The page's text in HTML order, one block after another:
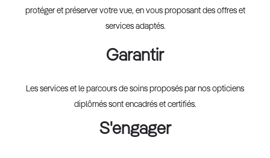
protéger et préserver votre vue, en vous proposant des offres et
services adaptés.
Garantir
Les services et le parcours de soins proposés par nos opticiens
diplômés sont encadrés et certifiés.
S'engager